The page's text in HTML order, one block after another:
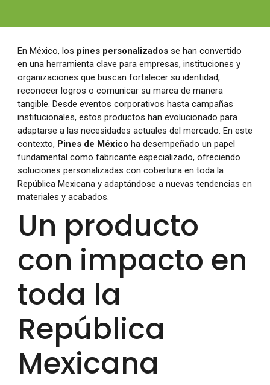
En México, los pines personalizadosse han convertido
en una herramienta clave para empresas, instituciones y
organizaciones que buscan fortalecer su identidad,
reconocer logros o comunicar su marca de manera
tangible. Desde eventos corporativos hasta campañas
institucionales, estos productos han evolucionado para
adaptarse a las necesidades actuales del mercado. En este
contexto, Pines de México ha desempeñado un papel
fundamental como fabricante especializado, ofreciendo
soluciones personalizadas con cobertura en toda la
República Mexicana y adaptándose a nuevas tendencias en
materiales y acabados.
Un producto
con impacto en
toda la
República
Mexicana